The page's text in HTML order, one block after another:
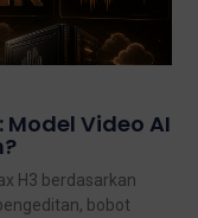
Model Video AI
H3 berdasarkan
bobot